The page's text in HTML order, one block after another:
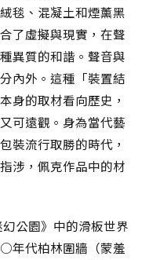
毯、混凝土和煙薰黑
了虛擬與現實，在聲
異質的和諧。聲音與
內外。這種「裝置結
身的取材看向歷史，
可遠觀。身為當代藝
裝流行取勝的時代，
涉，佩克作品中的材
公園》中的滑板世界
年代柏林圍牆（蒙羞